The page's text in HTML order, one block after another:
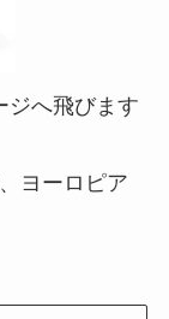
ジへ飛びます
ヨーロピア